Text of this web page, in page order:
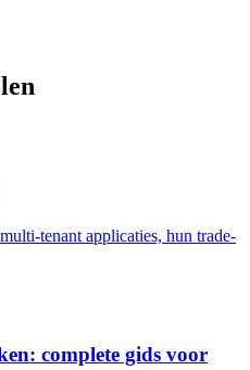
tenant applicaties, hun trade-
complete gids voor